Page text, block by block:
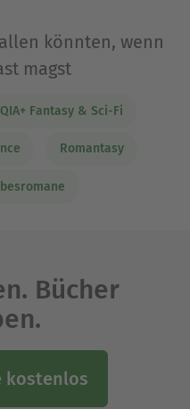
könnten, wenn
magst
Fantasy & Sci-Fi
Romantasy
Bücher
kostenlos